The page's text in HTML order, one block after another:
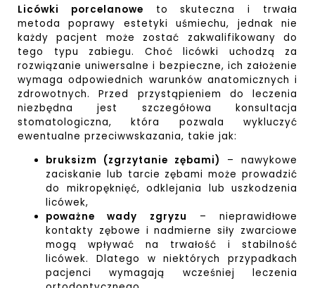
Licówki porcelanowe to skuteczna i trwała
metoda poprawy estetyki uśmiechu, jednak nie
każdy pacjent może zostać zakwalifikowany do
tego typu zabiegu. Choć licówki uchodzą za
rozwiązanie uniwersalne i bezpieczne, ich założenie
wymaga odpowiednich warunków anatomicznych i
zdrowotnych. Przed przystąpieniem do leczenia
niezbędna jest szczegółowa konsultacja
stomatologiczna, która pozwala wykluczyć
ewentualne przeciwwskazania, takie jak:
bruksizm (zgrzytanie zębami)
– nawykowe
zaciskanie lub tarcie zębami może prowadzić
do mikropęknięć, odklejania lub uszkodzenia
licówek,
poważne wady zgryzu – nieprawidłowe
kontakty zębowe i nadmierne siły zwarciowe
mogą wpływać na trwałość i stabilność
licówek. Dlatego w niektórych przypadkach
pacjenci wymagają wcześniej leczenia